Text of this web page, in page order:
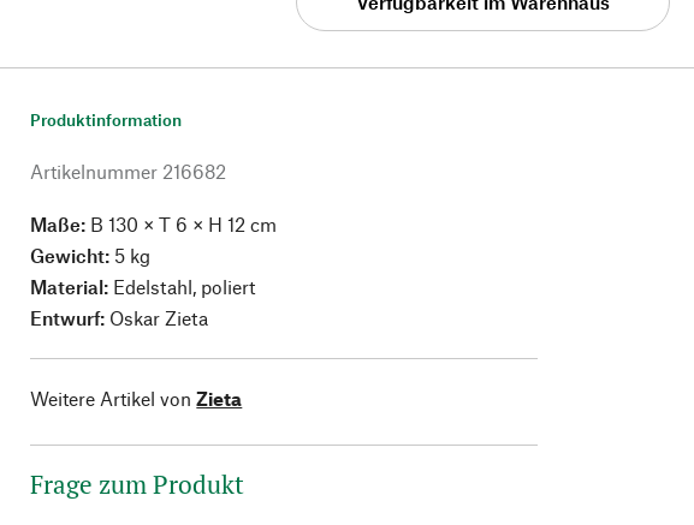
Produktinformation
Artikelnummer 216682
Maße: B 130 × T 6 × H 12 cm
Gewicht: 5 kg
Material: Edelstahl, poliert
Entwurf: Oskar Zieta
Weitere Artikel von Zieta
Frage zum Produkt